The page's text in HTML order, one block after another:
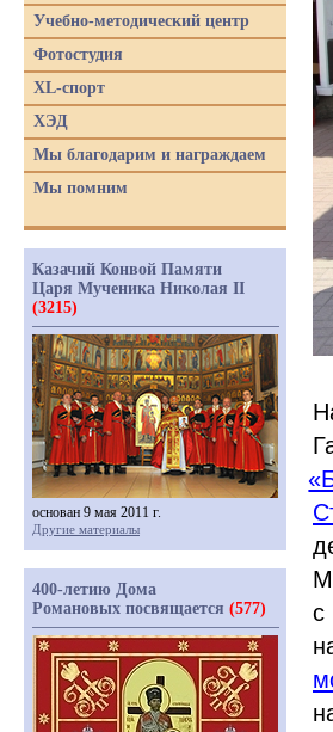
с
Учебно-методический центр
Фотостудия
XL-спорт
ХЭД
Мы благодарим и награждаем
Мы помним
Казачий Конвой Памяти
Царя Мученика Николая II
(3215)
основан 9 мая 2011 г.
Другие материалы
400-летию Дома
Романовых посвящается (577)